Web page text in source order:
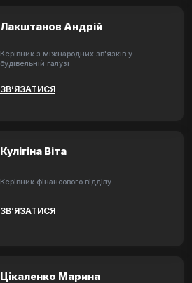
Лакштанов Андрій
Керівник з міжнародних зв'язків у
будівельній галузі
ЗВ’ЯЗАТИСЯ
Кулігіна Віта
Керівник фінансового відділу
ЗВ’ЯЗАТИСЯ
Цікаленко Марина